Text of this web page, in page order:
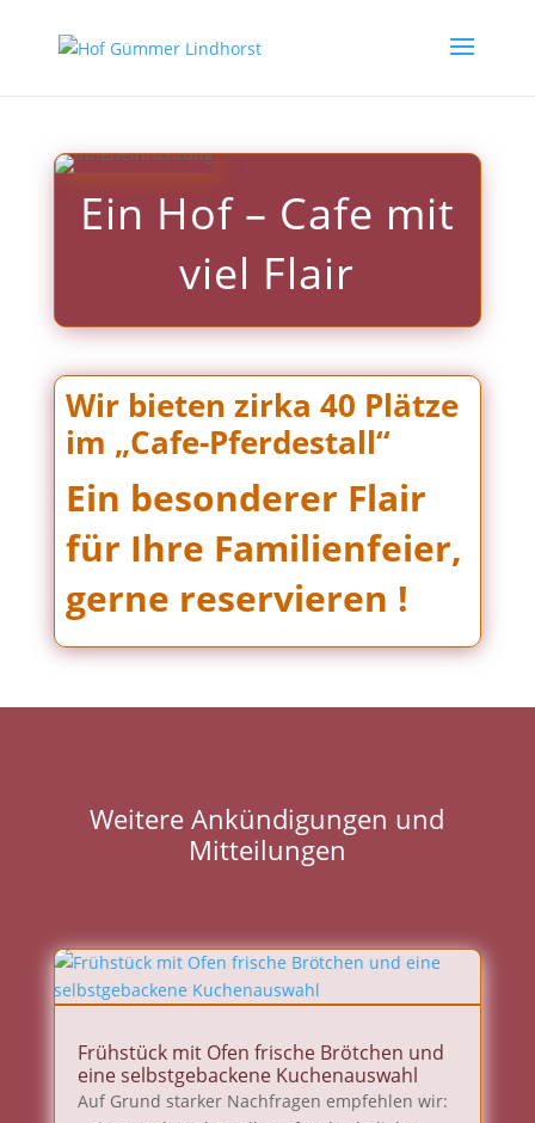
Ein Hof – Cafe mit
viel Flair
Wir bieten zirka 40 Plätze
im „Cafe-Pferdestall“
Ein besonderer Flair
für Ihre Familienfeier,
gerne reservieren !
Weitere Ankündigungen und
Mitteilungen
Frühstück mit Ofen frische Brötchen und
eine selbstgebackene Kuchenauswahl
Auf Grund starker Nachfragen empfehlen wir: